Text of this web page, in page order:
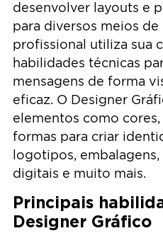
desenvolver layouts e
para diversos meios de
profissional utiliza sua
habilidades técnicas
mensagens de forma
eficaz. O Designer
elementos como
formas para criar
logotipos,
digitais e muito mais.
Principais
Designer Gráfico